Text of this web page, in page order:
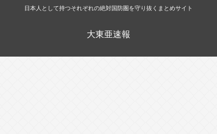
日本人として持つそれぞれの絶対国防圏を守り抜くまとめサイト
大東亜速報